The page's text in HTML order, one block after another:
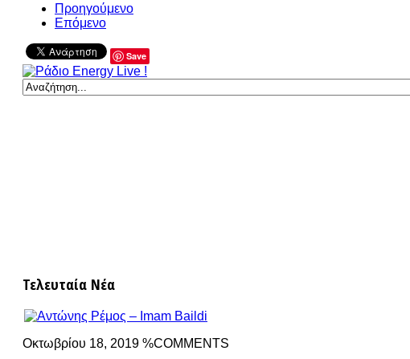
Προηγούμενο
Επόμενο
Save
Τελευταία Νέα
Οκτωβρίου 18, 2019 %COMMENTS